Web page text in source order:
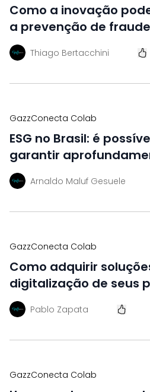
Como a inovação
a prevenção de
Thiago Bertacchini
GazzConecta Colab
ESG no Brasil: é
garantir
Arnaldo Maluf Gesuele
GazzConecta Colab
Como adquirir
digitalização de seus
Pablo Zapata
GazzConecta Colab